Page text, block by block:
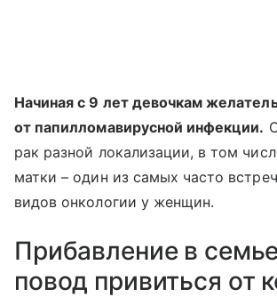
Начиная с 9 лет девочкам
от папилломавирусной инфекции.
рак разной локализации, в том
матки – один из самых часто
видов онкологии у женщин.
Прибавление в
повод привиться от